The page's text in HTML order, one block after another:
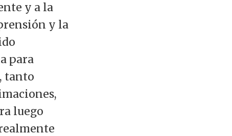
y a la
y la
para
tanto
luego